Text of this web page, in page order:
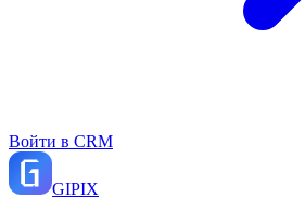
Войти в CRM
GIPIX